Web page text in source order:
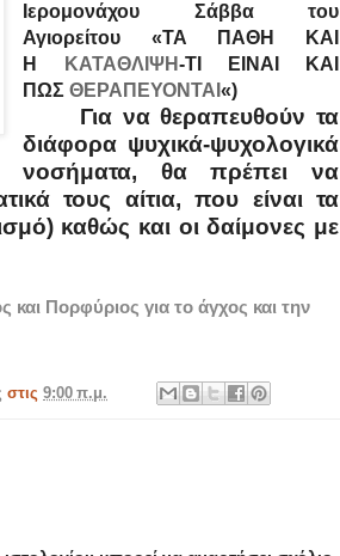
Ιερομονάχου Σάββα του
Αγιορείτου «ΤΑ ΠΑΘΗ ΚΑΙ
Η
ΚΑΤΑΘΛΙΨΗ-ΤΙ ΕΙΝΑΙ ΚΑΙ
ΠΩΣΘΕΡΑΠΕΥΟΝΤΑΙ«)
Για να θεραπευθούν τα
διάφορα ψυχικά-ψυχολογικά
νοσήματα, θα πρέπει να
τους αίτια, που είναι τα
καθώς και οι δαίμονες με
και Πορφύριος για το άγχος και την
στις 9:00 π.μ.